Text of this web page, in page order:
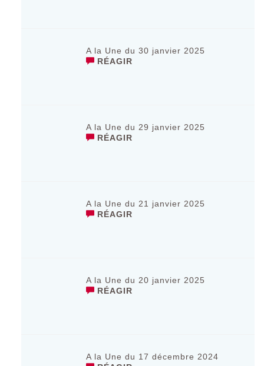
A la Une du 30 janvier 2025
RÉAGIR
A la Une du 29 janvier 2025
RÉAGIR
A la Une du 21 janvier 2025
RÉAGIR
A la Une du 20 janvier 2025
RÉAGIR
A la Une du 17 décembre 2024